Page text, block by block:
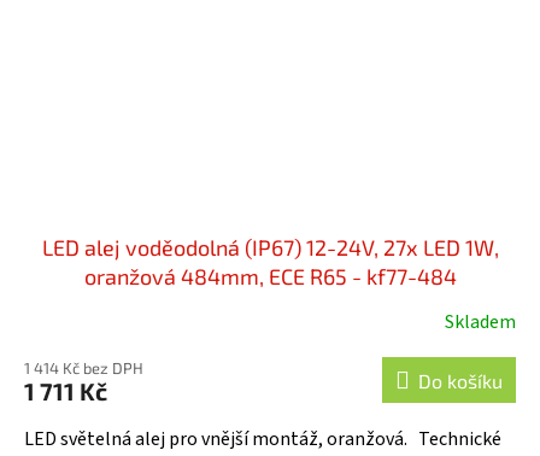
LED alej voděodolná (IP67) 12-24V, 27x LED 1W,
oranžová 484mm, ECE R65 - kf77-484
Skladem
1 414 Kč bez DPH
1 711 Kč Do košíku
LED světelná alej pro vnější montáž, oranžová. Technické